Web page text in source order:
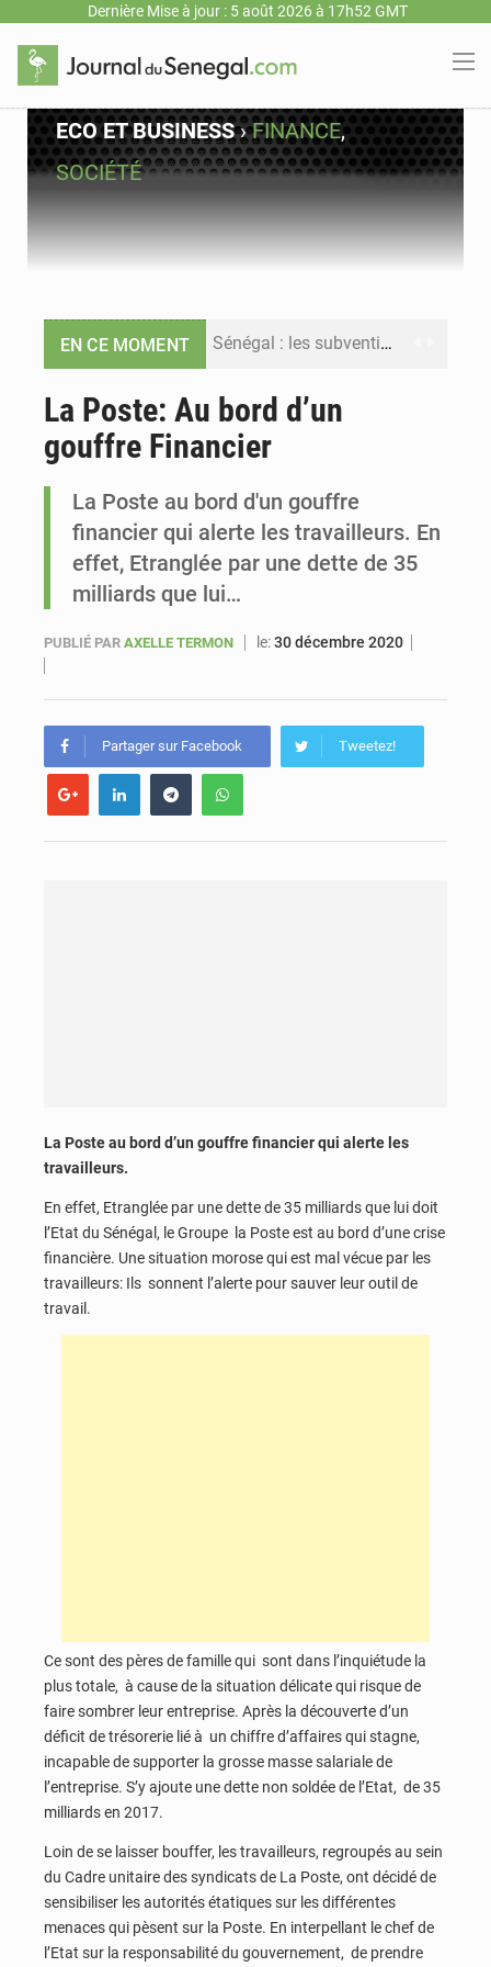
Dernière Mise à jour : 5 août 2026 à 17h52 GMT
ECO ET BUSINESS›FINANCE,
SOCIÉTÉ
EN CE MOMENT Sénégal : les subventions à l’énergie bondissent à 729 milliards FCFA pour contenir les prix des carburants et de l’électricité
Le vice-président de la Banque mondiale, Ousmane Diagana, est en visite au Sénégal
La Poste: Au bord d’un
gouffre Financier
La Poste au bord d'un gouffre
financier qui alerte les travailleurs. En
effet, Etranglée par une dette de 35
milliards que lui…
PUBLIÉ PAR AXELLE TERMON le:30 décembre 2020
Partager sur Facebook Tweetez!
La Poste au bord d’un gouffre financier qui alerte les
travailleurs.
En effet, Etranglée par une dette de 35 milliards que lui doit
l’Etat du Sénégal, le Groupe la Poste est au bord d’une crise
financière. Une situation morose qui est mal vécue par les
travailleurs: Ils sonnent l’alerte pour sauver leur outil de
travail.
Ce sont des pères de famille qui sont dans l’inquiétude la
plus totale, à cause de la situation délicate qui risque de
faire sombrer leur entreprise. Après la découverte d’un
déficit de trésorerie lié à un chiffre d’affaires qui stagne,
incapable de supporter la grosse masse salariale de
l’entreprise. S’y ajoute une dette non soldée de l’Etat, de 35
milliards en 2017.
Loin de se laisser bouffer, les travailleurs, regroupés au sein
du Cadre unitaire des syndicats de La Poste, ont décidé de
sensibiliser les autorités étatiques sur les différentes
menaces qui pèsent sur la Poste. En interpellant le chef de
l’Etat sur la responsabilité du gouvernement, de prendre